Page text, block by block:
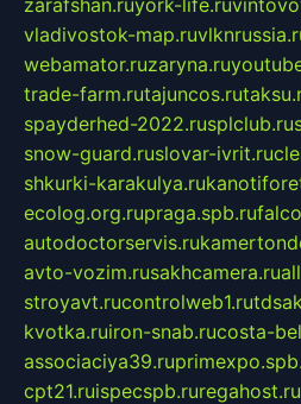
vladivostok-map.ru
webamator.ruzaryna.ru
trade-farm.rutajuncos.ru
spayderhed-2022.rusplclub.ru
snow-guard.ruslovar-ivrit.ru
shkurki-karakulya.ru
ecolog.org.rupraga.spb.ru
autodoctorservis.ru
avto-vozim.rusakhcamera.ru
stroyavt.rucontrolweb1.ru
kvotka.ruiron-snab.rucosta-
associaciya39.ru
cpt21.ruispecspb.ruregahost.ru